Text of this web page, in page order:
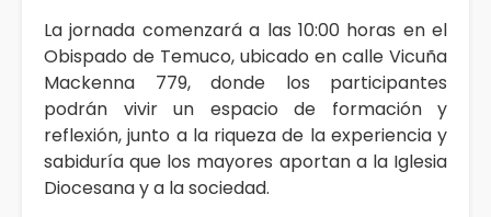
La jornada comenzará a las 10:00 horas en el
Obispado de Temuco, ubicado en calle Vicuña
Mackenna 779, donde los participantes
podrán vivir un espacio de formación y
reflexión, junto a la riqueza de la experiencia y
sabiduría que los mayores aportan a la Iglesia
Diocesana y a la sociedad.